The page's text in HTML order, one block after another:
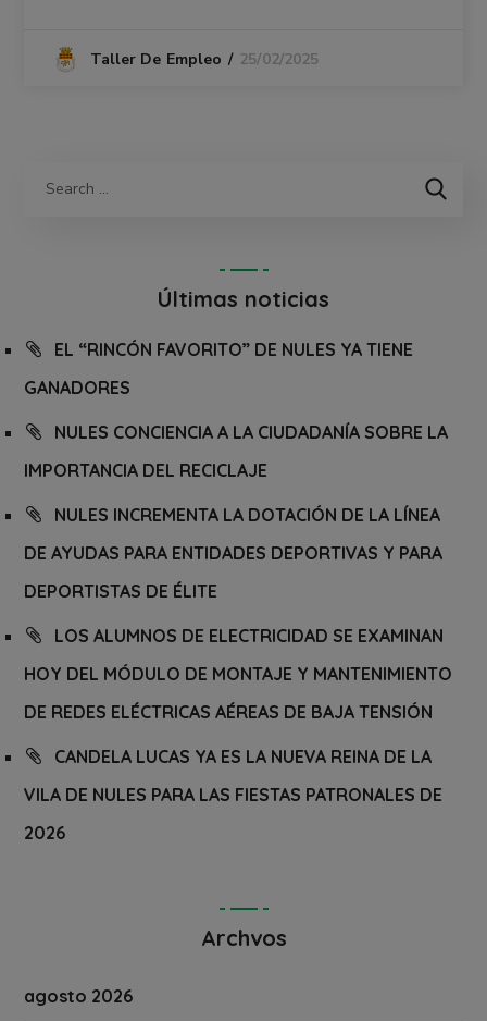
Taller De Empleo 25/02/2025
Últimas noticias
EL “RINCÓN FAVORITO” DE NULES YA TIENE
GANADORES
NULES CONCIENCIA A LA CIUDADANÍA SOBRE LA
IMPORTANCIA DEL RECICLAJE
NULES INCREMENTA LA DOTACIÓN DE LA LÍNEA
DE AYUDAS PARA ENTIDADES DEPORTIVAS Y PARA
DEPORTISTAS DE ÉLITE
LOS ALUMNOS DE ELECTRICIDAD SE EXAMINAN
HOY DEL MÓDULO DE MONTAJE Y MANTENIMIENTO
DE REDES ELÉCTRICAS AÉREAS DE BAJA TENSIÓN
CANDELA LUCAS YA ES LA NUEVA REINA DE LA
VILA DE NULES PARA LAS FIESTAS PATRONALES DE
2026
Archvos
agosto 2026